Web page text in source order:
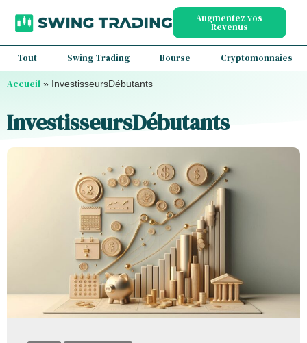
Augmentez vos
Revenus
Tout Swing Trading Bourse Cryptomonnaies
Accueil » InvestisseursDébutants
InvestisseursDébutants